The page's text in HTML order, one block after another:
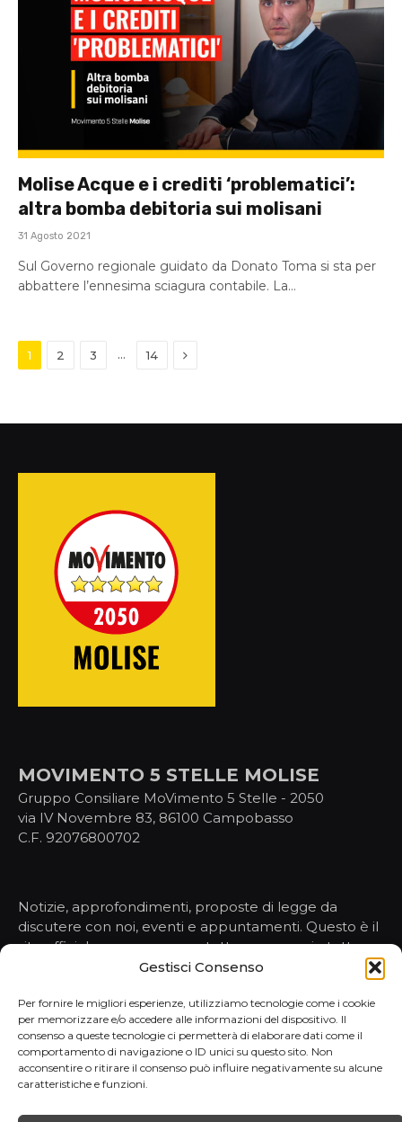
Gestisci Consenso
Per fornire le migliori esperienze, utilizziamo tecnologie come i cookie
per memorizzare e/o accedere alle informazioni del dispositivo. Il
consenso a queste tecnologie ci permetterà di elaborare dati come il
comportamento di navigazione o ID unici su questo sito. Non
acconsentire o ritirare il consenso può influire negativamente su alcune
caratteristiche e funzioni.
Molise Acque e i crediti ‘problematici’:
altra bomba debitoria sui molisani
31 Agosto 2021
Sul Governo regionale guidato da Donato Toma si sta per
abbattere l’ennesima sciagura contabile. La…
1 2 3 … 14 Next
MOVIMENTO 5 STELLE MOLISE
Gruppo Consiliare MoVimento 5 Stelle - 2050
via IV Novembre 83, 86100 Campobasso
C.F. 92076800702
Notizie, approfondimenti, proposte di legge da
discutere con noi, eventi e appuntamenti. Questo è il
sito ufficiale per conoscere tutto, ma proprio tutto,
sulle nostre attività nelle istituzioni.
HOMEPAGE
NOTIZIE
PORTAVOCE
REPORT